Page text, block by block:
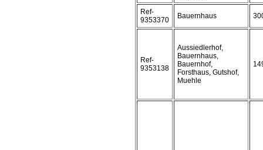
Ref-
9353370
Bauernhaus
Ref-
9353138
Aussiedlerhof,
Bauernhaus,
Bauernhof,
Forsthaus, Gutshof,
Muehle